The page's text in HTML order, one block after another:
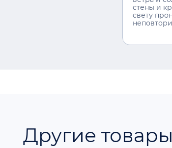
стены и
свету
Другие